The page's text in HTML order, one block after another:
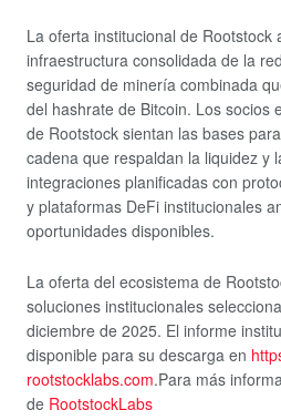
La oferta institucional de Rootstock
infraestructura consolidada de la
seguridad de minería combinada
del hashrate de Bitcoin. Los socios
de Rootstock sientan las bases
cadena que respaldan la liquidez y
integraciones planificadas con
y plataformas DeFi institucionales
oportunidades disponibles.
La oferta del ecosistema de
soluciones institucionales
diciembre de 2025. El informe
disponible para su descarga en
rootstocklabs.com.Para más
de RootstockLabs